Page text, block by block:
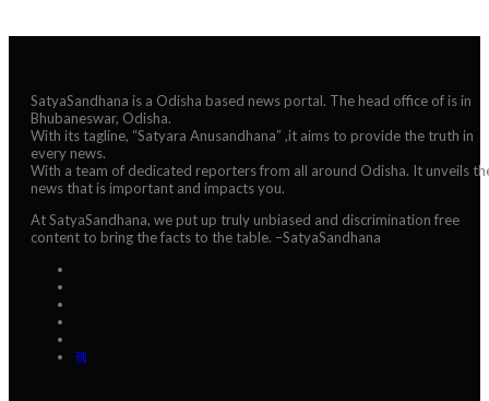
SatyaSandhana is a Odisha based news portal. The head office of is in
Bhubaneswar, Odisha.
With its tagline, “Satyara Anusandhana” ,it aims to provide the truth in
every news.
With a team of dedicated reporters from all around Odisha. It unveils
news that is important and impacts you.
At SatyaSandhana, we put up truly unbiased and discrimination free
content to bring the facts to the table. –SatyaSandhana